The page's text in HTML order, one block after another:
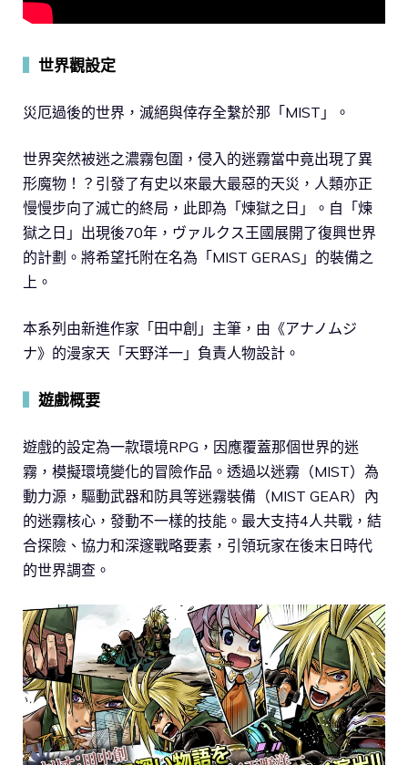
世界觀設定
災厄過後的世界，滅絕與倖存全繫於那「MIST」。
世界突然被迷之濃霧包圍，侵入的迷霧當中竟出現了異
形魔物！？引發了有史以來最大最惡的天災，人類亦正
慢慢步向了滅亡的終局，此即為「煉獄之日」。自「煉
獄之日」出現後70年，ヴァルクス王國展開了復興世界
的計劃。將希望托附在名為「MIST GERAS」的裝備之
上。
本系列由新進作家「田中創」主筆，由《アナノムジ
ナ》的漫家天「天野洋一」負責人物設計。
遊戲概要
遊戲的設定為一款環境RPG，因應覆蓋那個世界的迷
霧，模擬環境變化的冒險作品。透過以迷霧（MIST）為
動力源，驅動武器和防具等迷霧裝備（MIST GEAR）內
的迷霧核心，發動不一樣的技能。最大支持4人共戰，結
合探險、協力和深邃戰略要素，引領玩家在後末日時代
的世界調查。